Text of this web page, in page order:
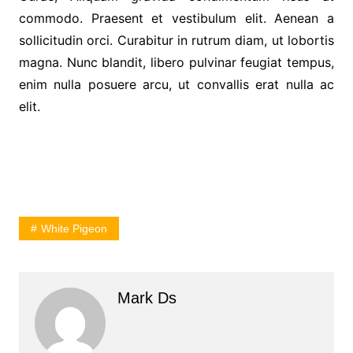
commodo. Praesent et vestibulum elit. Aenean a
sollicitudin orci. Curabitur in rutrum diam, ut lobortis
magna. Nunc blandit, libero pulvinar feugiat tempus,
enim nulla posuere arcu, ut convallis erat nulla ac
elit.
White Pigeon
Mark Ds